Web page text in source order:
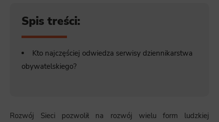
Spis treści:
Kto najczęściej odwiedza serwisy dziennikarstwa
obywatelskiego?
Rozwój Sieci pozwolił na rozwój wielu form ludzkiej